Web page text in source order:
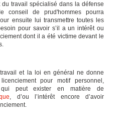
travail spécialisé dans la défense
conseil de prud'hommes pourra
ensuite lui transmettre toutes les
pour savoir s’il a un intérêt ou
dont il a été victime devant le
et la loi en général ne donne
pour motif personnel,
peut exister en matière de
, d’ou l’intérêt encore d’avoir